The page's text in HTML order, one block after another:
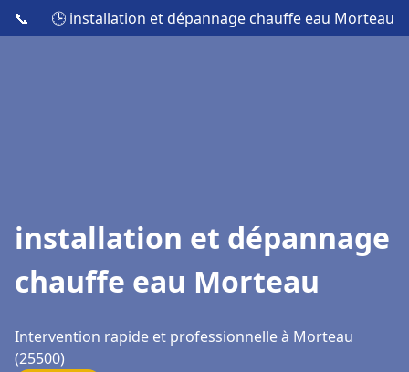
📞 🕒 installation et dépannage chauffe eau Morteau
installation et dépannage
chauffe eau Morteau
Intervention rapide et professionnelle à Morteau
(25500)